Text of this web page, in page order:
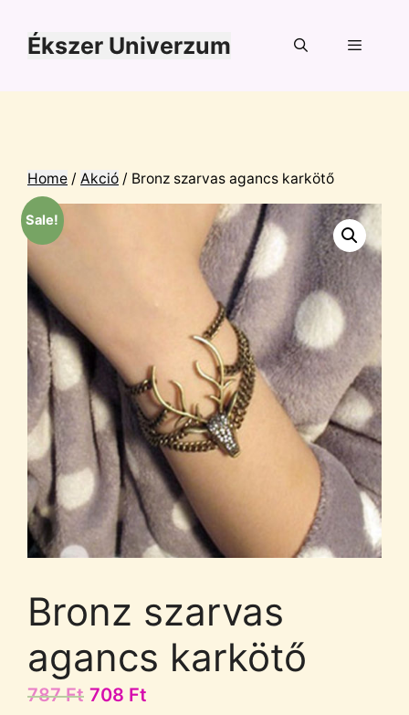
tartalomba
Ékszer Univerzum
Home / Akció / Bronz szarvas agancs karkötő
Sale!
Bronz szarvas
agancs karkötő
787Ft 708 Ft